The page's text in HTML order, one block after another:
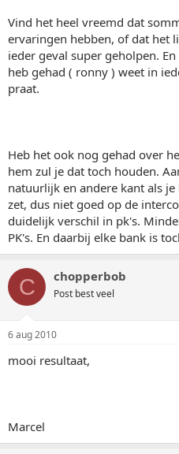
Vind het heel vreemd dat
ervaringen hebben, of dat het
ieder geval super geholpen.
heb gehad ( ronny ) weet in
praat.
Heb het ook nog gehad over
hem zul je dat toch houden.
natuurlijk en andere kant als
zet, dus niet goed op de
duidelijk verschil in pk's.
PK's. En daarbij elke bank is
C chopperbob
Post best veel
6 aug 2010
mooi resultaat,
Marcel